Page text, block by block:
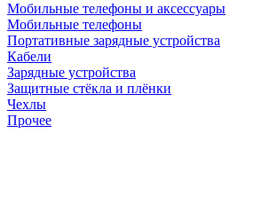
Мобильные телефоны и аксессуары
Мобильные телефоны
Портативные зарядные устройства
Кабели
Зарядные устройства
Защитные стёкла и плёнки
Чехлы
Прочее